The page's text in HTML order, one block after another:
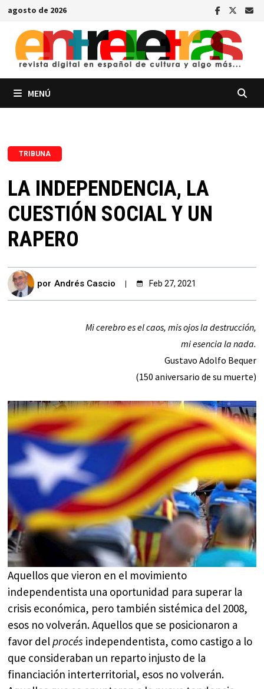
Saltar
contenido
agosto de 2026
MENÚ
TRIBUNA
LA INDEPENDENCIA, LA
CUESTIÓN SOCIAL Y UN
RAPERO
por Andrés Cascio Feb 27, 2021
Mi cerebro es el caos, mis ojos la destrucción,
mi esencia la nada.
Gustavo Adolfo Bequer
(150 aniversario de su muerte)
Aquellos que vieron en el movimiento
independentista una oportunidad para superar la
crisis económica, pero también sistémica del 2008,
esos no volverán. Aquellos que se posicionaron a
favor delprocés independentista, como castigo a lo
que consideraban un reparto injusto de la
financiación interterritorial, esos no volverán.